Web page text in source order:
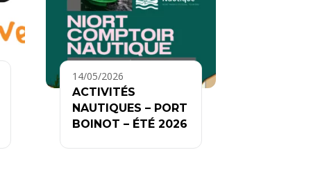
14/05/2026
ACTIVITÉS
NAUTIQUES – PORT
BOINOT – ÉTÉ 2026